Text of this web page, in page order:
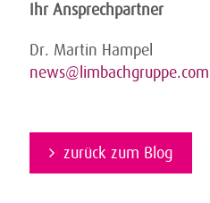
Ihr Ansprechpartner
Dr. Martin Hampel
news@limbachgruppe.com
zurück zum Blog